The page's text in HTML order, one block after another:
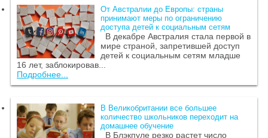
От Австралии до Европы: страны
принимают меры по ограничению
доступа детей к социальным сетям
В декабре Австралия стала первой в
мире страной, запретившей доступ
детей к социальным сетям младше
16 лет, заблокировав...
Подробнее...
В Великобритании все большее
количество школьников переходит на
домашнее обучение
В Блэкпуле резко растет число